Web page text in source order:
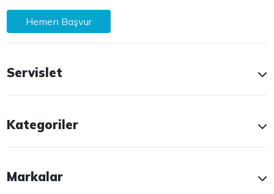
Hemen Başvur
Servislet
Kategoriler
Markalar